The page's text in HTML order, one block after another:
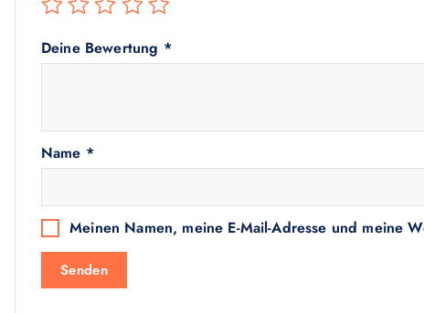
Deine Bewertung *
Name *
Meinen Namen, meine E-Mail-Adresse und meine